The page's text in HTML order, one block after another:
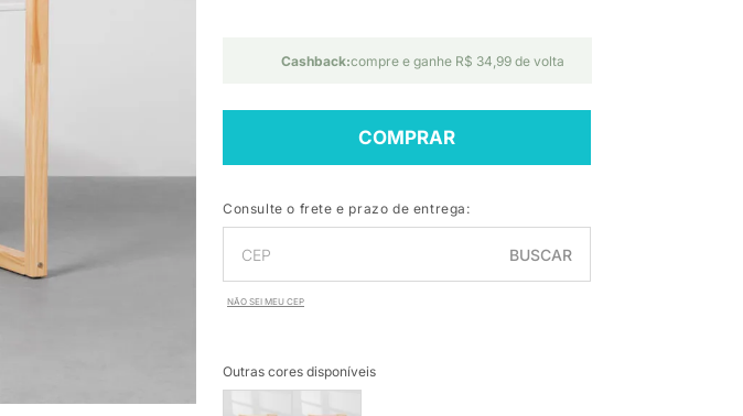
Cashback:compre e ganhe R$ 34,99 de volta
COMPRAR
Consulte o frete e prazo de entrega:
BUSCAR
NÃO SEI MEU CEP
Outras cores disponíveis